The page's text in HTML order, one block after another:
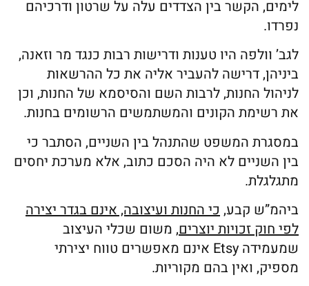
לימים, הקשר בין הצדדים עלה על שרטון ודרכיהם
נפרדו.
לגב’ וולפה היו טענות ודרישות רבות כנגד מר וזאנה,
ביניהן, דרישה להעביר אליה את כל ההרשאות
לניהול החנות, לרבות השם והסיסמא של החנות, וכן
את רשימת הקונים והמשתמשים הרשומים בחנות.
במסגרת המשפט שהתנהל בין השניים, הסתבר כי
בין השניים לא היה הסכם כתוב, אלא מערכת יחסים
מתגלגלת.
ביהמ”ש קבע,כי החנות ועיצובה, אינם בגדר יצירה
לפי חוק זכויות יוצרים, משום שכלי העיצוב
שמעמידה Etsy אינם מאפשרים טווח יצירתי
מספיק, ואין בהם מקוריות.